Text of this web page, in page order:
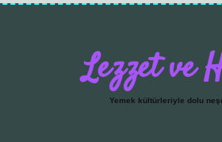
Lezzet ve
Yemek kültürleriyle dolu